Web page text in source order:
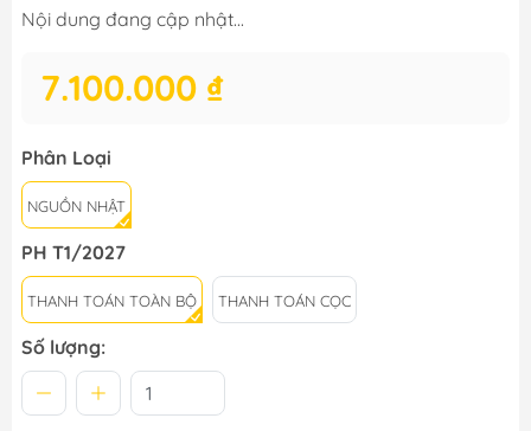
Nội dung đang cập nhật...
7.100.000 ₫
Phân Loại
NGUỒN NHẬT
PH T1/2027
THANH TOÁN TOÀN BỘ THANH TOÁN CỌC
Số lượng: